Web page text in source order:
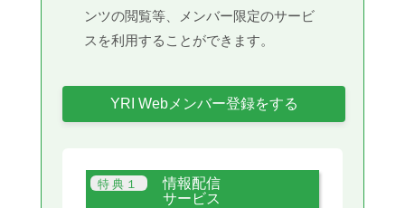
ンツの閲覧等、メンバー限定のサービ
スを利用することができます。
YRI Webメンバー登録をする
情報配信
サービス